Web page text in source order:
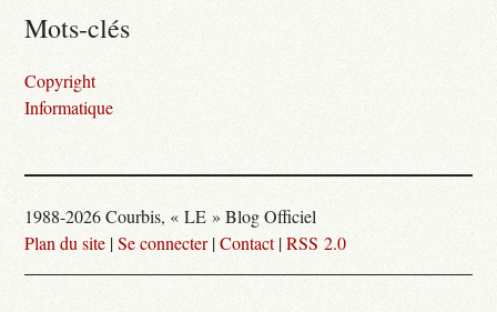
Mots-clés
Copyright
Informatique
1988-2026 Courbis, « LE » Blog Officiel
Plan du site |Se connecter|Contact|RSS 2.0